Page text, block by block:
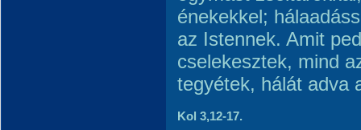
énekekkel;
az Istennek. Amit
cselekesztek, mind
tegyétek, hálát adva
Kol 3,12-17.